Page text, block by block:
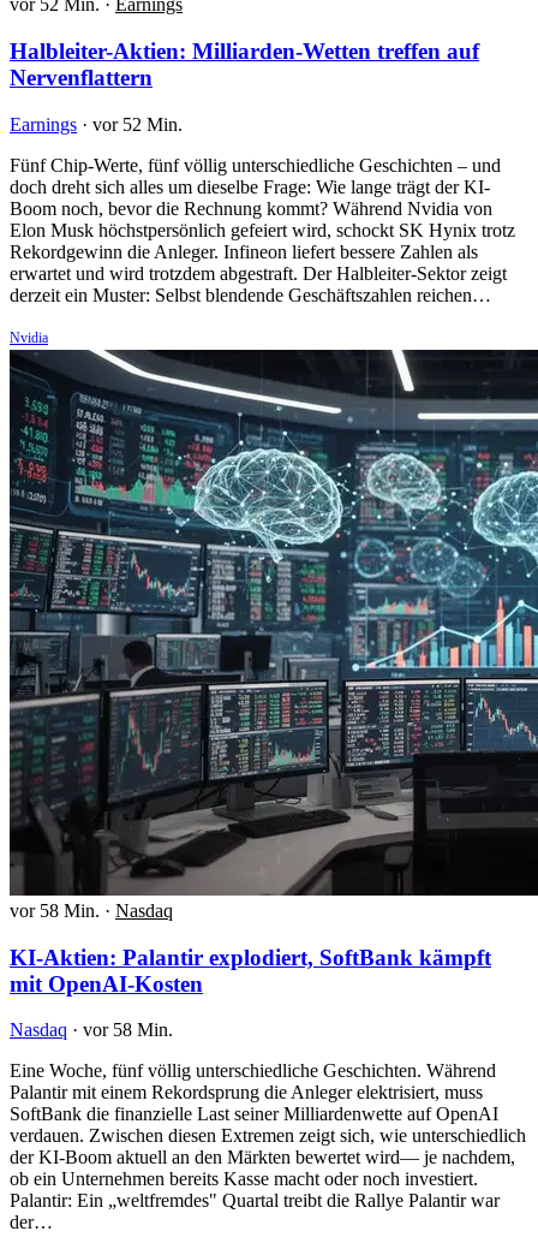
vor 52 Min. · Earnings
Halbleiter-Aktien: Milliarden-Wetten treffen auf
Nervenflattern
Earnings · vor 52 Min.
Fünf Chip-Werte, fünf völlig unterschiedliche Geschichten – und
doch dreht sich alles um dieselbe Frage: Wie lange trägt der KI-
Boom noch, bevor die Rechnung kommt? Während Nvidia von
Elon Musk höchstpersönlich gefeiert wird, schockt SK Hynix trotz
Rekordgewinn die Anleger. Infineon liefert bessere Zahlen als
erwartet und wird trotzdem abgestraft. Der Halbleiter-Sektor zeigt
derzeit ein Muster: Selbst blendende Geschäftszahlen reichen…
Nvidia
vor 58 Min. · Nasdaq
KI-Aktien: Palantir explodiert, SoftBank kämpft
mit OpenAI-Kosten
Nasdaq · vor 58 Min.
Eine Woche, fünf völlig unterschiedliche Geschichten. Während
Palantir mit einem Rekordsprung die Anleger elektrisiert, muss
SoftBank die finanzielle Last seiner Milliardenwette auf OpenAI
verdauen. Zwischen diesen Extremen zeigt sich, wie unterschiedlich
der KI-Boom aktuell an den Märkten bewertet wird— je nachdem,
ob ein Unternehmen bereits Kasse macht oder noch investiert.
Palantir: Ein „weltfremdes" Quartal treibt die Rallye Palantir war
der…